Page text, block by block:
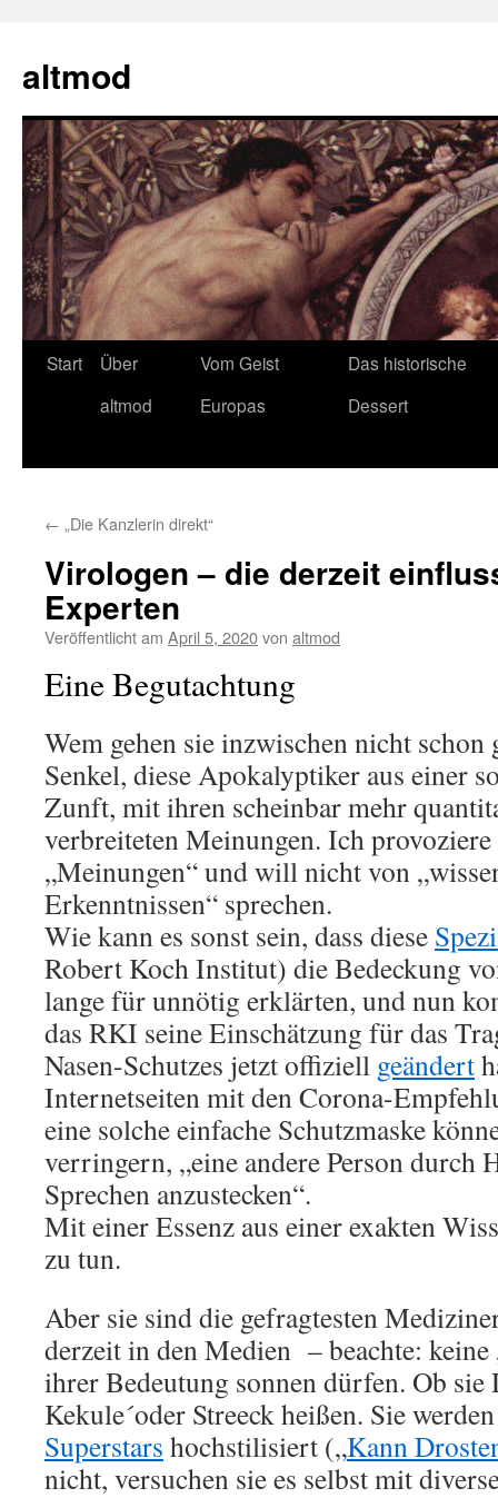
springen
altmod
Start
Über
altmod
Vom Geist
Europas
Das historische
Dessert
← „Die Kanzlerin direkt“
Virologen – die derzeit
Experten
Veröffentlicht am April 5, 2020von altmod
Eine Begutachtung
Wem gehen sie inzwischen nicht schon
Senkel, diese Apokalyptiker aus einer
Zunft, mit ihren scheinbar mehr
verbreiteten Meinungen. Ich
„Meinungen“ und will nicht von
Erkenntnissen“ sprechen.
Wie kann es sonst sein, dass diese
Robert Koch Institut) die Bedeckung
lange für unnötig erklärten, und nun
das RKI seine Einschätzung für das
Nasen-Schutzes jetzt offiziell geändert
Internetseiten mit den Corona-
eine solche einfache Schutzmaske
verringern, „eine andere Person durch
Sprechen anzustecken“.
Mit einer Essenz aus einer exakten
zu tun.
Aber sie sind die gefragtesten
derzeit in den Medien – beachte: keine
ihrer Bedeutung sonnen dürfen. Ob sie
Kekule´oder Streeck heißen. Sie
Superstars hochstilisiert („Kann
nicht, versuchen sie es selbst mit